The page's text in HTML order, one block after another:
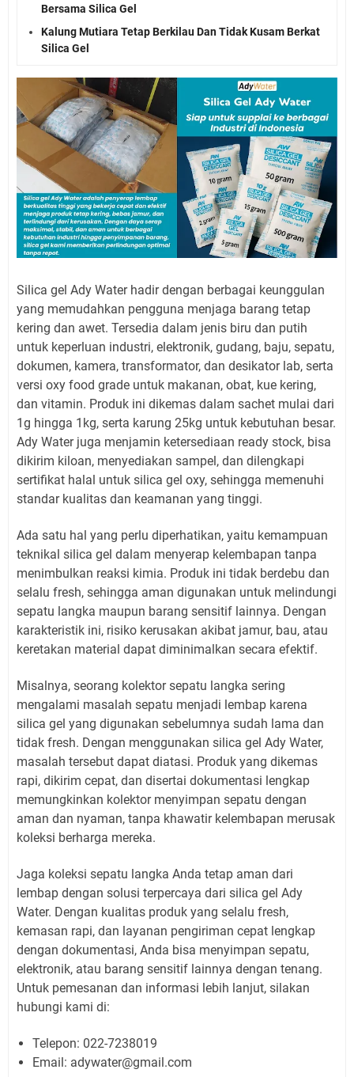
Bersama Silica Gel
Kalung Mutiara Tetap Berkilau Dan Tidak Kusam Berkat
Silica Gel
Silica gel Ady Water hadir dengan berbagai keunggulan
yang memudahkan pengguna menjaga barang tetap
kering dan awet. Tersedia dalam jenis biru dan putih
untuk keperluan industri, elektronik, gudang, baju, sepatu,
dokumen, kamera, transformator, dan desikator lab, serta
versi oxy food grade untuk makanan, obat, kue kering,
dan vitamin. Produk ini dikemas dalam sachet mulai dari
1g hingga 1kg, serta karung 25kg untuk kebutuhan besar.
Ady Water juga menjamin ketersediaan ready stock, bisa
dikirim kiloan, menyediakan sampel, dan dilengkapi
sertifikat halal untuk silica gel oxy, sehingga memenuhi
standar kualitas dan keamanan yang tinggi.
Ada satu hal yang perlu diperhatikan, yaitu kemampuan
teknikal silica gel dalam menyerap kelembapan tanpa
menimbulkan reaksi kimia. Produk ini tidak berdebu dan
selalu fresh, sehingga aman digunakan untuk melindungi
sepatu langka maupun barang sensitif lainnya. Dengan
karakteristik ini, risiko kerusakan akibat jamur, bau, atau
keretakan material dapat diminimalkan secara efektif.
Misalnya, seorang kolektor sepatu langka sering
mengalami masalah sepatu menjadi lembap karena
silica gel yang digunakan sebelumnya sudah lama dan
tidak fresh. Dengan menggunakan silica gel Ady Water,
masalah tersebut dapat diatasi. Produk yang dikemas
rapi, dikirim cepat, dan disertai dokumentasi lengkap
memungkinkan kolektor menyimpan sepatu dengan
aman dan nyaman, tanpa khawatir kelembapan merusak
koleksi berharga mereka.
Jaga koleksi sepatu langka Anda tetap aman dari
lembap dengan solusi terpercaya dari silica gel Ady
Water. Dengan kualitas produk yang selalu fresh,
kemasan rapi, dan layanan pengiriman cepat lengkap
dengan dokumentasi, Anda bisa menyimpan sepatu,
elektronik, atau barang sensitif lainnya dengan tenang.
Untuk pemesanan dan informasi lebih lanjut, silakan
hubungi kami di:
Telepon: 022-7238019
Email: adywater@gmail.com